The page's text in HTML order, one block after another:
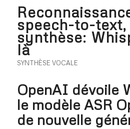
speech-to-text,
synthèse:
là
SYNTHÈSE VOCALE
OpenAI dévoile
le modèle ASR
de nouvelle